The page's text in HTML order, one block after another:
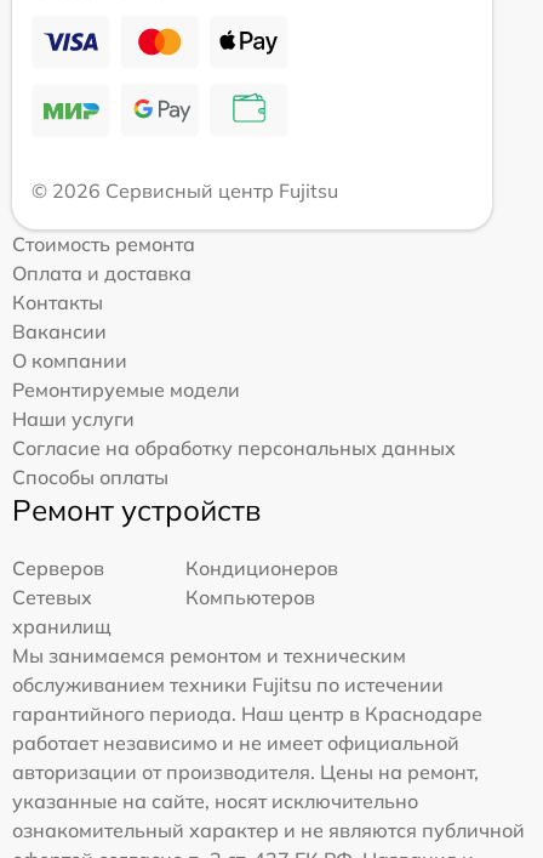
© 2026 Сервисный центр Fujitsu
Стоимость ремонта
Оплата и доставка
Контакты
Вакансии
О компании
Ремонтируемые модели
Наши услуги
Согласие на обработку персональных данных
Способы оплаты
Ремонт устройств
Серверов
Кондиционеров
Сетевых
хранилищ
Компьютеров
Мы занимаемся ремонтом и техническим
обслуживанием техники Fujitsu по истечении
гарантийного периода. Наш центр в Краснодаре
работает независимо и не имеет официальной
авторизации от производителя. Цены на ремонт,
указанные на сайте, носят исключительно
ознакомительный характер и не являются публичной